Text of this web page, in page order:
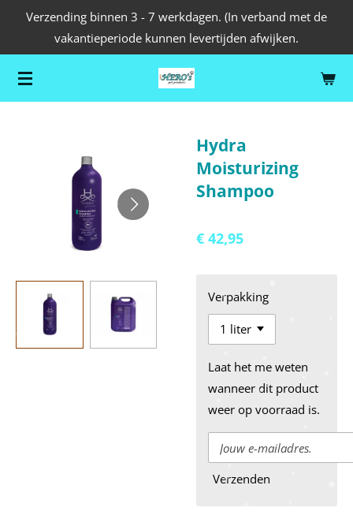
de
hoofdinhoud
Verzending binnen 3 - 7 werkdagen. (In verband met de
vakantieperiode kunnen levertijden afwijken.
Hydra
Moisturizing
Shampoo
€ 42,95
Verpakking
Laat het me weten
wanneer dit product
weer op voorraad is.
Verzenden